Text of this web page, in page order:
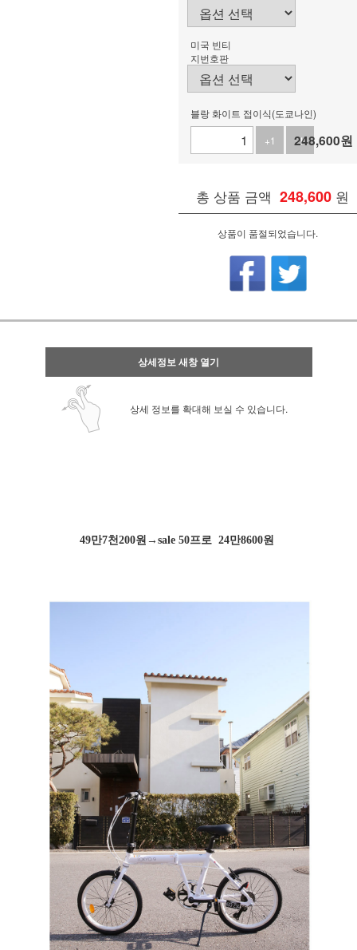
미국 빈티
지번호판
블랑 화이트 접이식(도쿄나인)
+1
-1
248,600원
총 상품 금액 248,600 원
상품이 품절되었습니다.
상세정보 새창 열기
상세 정보를 확대해 보실 수 있습니다.
49만7천200원→sale 50프로 24만8600원